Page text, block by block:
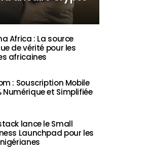
Africa : La source
de vérité pour les
africaines
: Souscription Mobile
Numérique et Simplifiée
lance le Small
Launchpad pour les
nigérianes